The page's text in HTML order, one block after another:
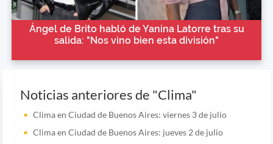
Ángel de Brito habló de Yanina Latorre tras su
salida: "Nos vino bien esta división"
Noticias anteriores de "Clima"
Clima en Ciudad de Buenos Aires: viernes 3 de julio
Clima en Ciudad de Buenos Aires: jueves 2 de julio